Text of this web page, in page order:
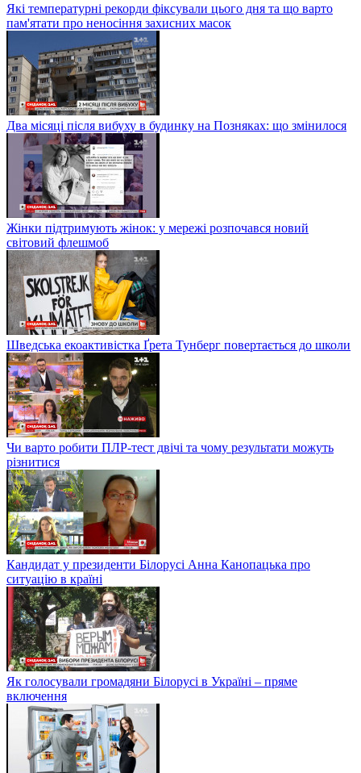
Які температурні рекорди фіксували цього дня та що варто
пам'ятати про неносіння захисних масок
Два місяці після вибуху в будинку на Позняках: що змінилося
Жінки підтримують жінок: у мережі розпочався новий
світовий флешмоб
Шведська екоактивістка Ґрета Тунберг повертається до школи
Чи варто робити ПЛР-тест двічі та чому результати можуть
різнитися
Кандидат у президенти Білорусі Анна Канопацька про
ситуацію в країні
Як голосували громадяни Білорусі в Україні – пряме
включення